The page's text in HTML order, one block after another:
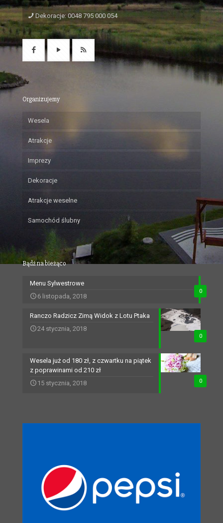
Dekoracje: 0048 795 000 054
Organizujemy
Wesela
Atrakcje
Imprezy
Dekoracje
Atrakcje weselne
Samochód ślubny
Bądź na bieżąco
0
Menu Sylwestrowe
6 listopada, 2018
0
Ranczo Radzicz Zimą Widok z Lotu Ptaka
24 stycznia, 2018
0
Wesela już od 180 zł, z czwartku na piątek
z poprawinami od 210 zł
15 stycznia, 2018